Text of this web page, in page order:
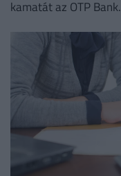
kamatát az OTP Bank.